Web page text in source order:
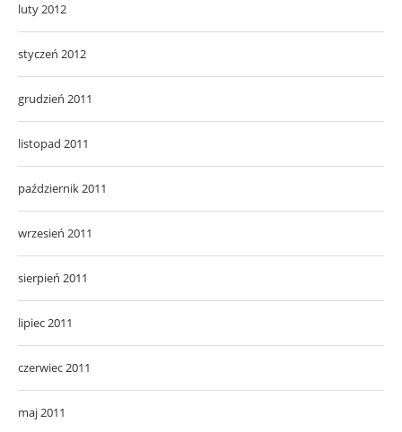
luty 2012
styczeń 2012
grudzień 2011
listopad 2011
październik 2011
wrzesień 2011
sierpień 2011
lipiec 2011
czerwiec 2011
maj 2011